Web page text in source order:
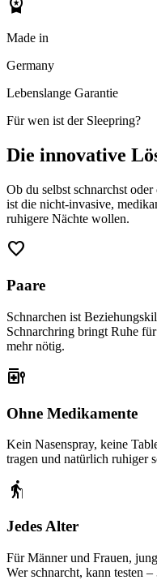
workspace_premium
Made in
Germany
Lebenslange Garantie
Für wen ist der Sleepring?
Die innovative
Ob du selbst schnarchst
ist die nicht-invasive,
ruhigere Nächte wollen.
favorite
Paare
Schnarchen ist
Schnarchring bringt Ruhe
mehr nötig.
medication_liquid
Ohne Medikamente
Kein Nasenspray, keine
tragen und natürlich ruhiger
elderly
Jedes Alter
Für Männer und Frauen,
Wer schnarcht, kann testen